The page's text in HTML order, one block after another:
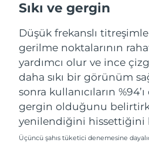
Sıkı ve gergin
Düşük frekanslı
gerilme noktalarının
yardımcı olur ve ince
daha sıkı bir görünüm
sonra kullanıcıların
gergin olduğunu
yenilendiğini hissettiğini
Üçüncü şahıs tüketici denemesine
Türkiye
Birleşik Arap
Emirlikleri
Birleşik Krallık
Amerika Birleşik
Devletleri